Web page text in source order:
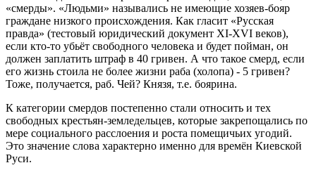
«смерды». «Людьми» назывались не имеющие хозяев-бояр
граждане низкого происхождения. Как гласит «Русская
правда» (тестовый юридический документ XI-XVI веков),
если кто-то убьёт свободного человека и будет пойман, он
должен заплатить штраф в 40 гривен. А что такое смерд, если
его жизнь стоила не более жизни раба (холопа) - 5 гривен?
Тоже, получается, раб. Чей? Князя, т.е. боярина.
К категории смердов постепенно стали относить и тех
свободных крестьян-земледельцев, которые закрепощались по
мере социального расслоения и роста помещичьих угодий.
Это значение слова характерно именно для времён Киевской
Руси.